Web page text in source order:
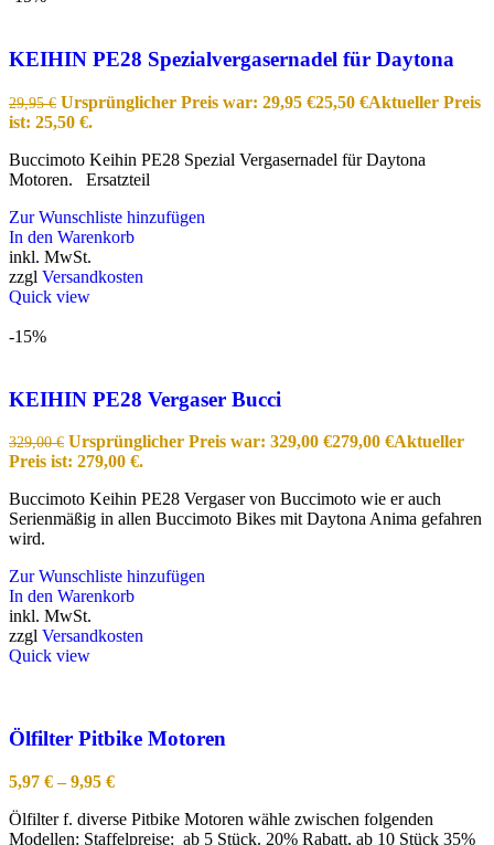
KEIHIN PE28 Spezialvergasernadel für Daytona
29,95€ Ursprünglicher Preis war: 29,95 €25,50 €Aktueller Preis
ist: 25,50 €.
Buccimoto Keihin PE28 Spezial Vergasernadel für Daytona
Motoren. Ersatzteil
Zur Wunschliste hinzufügen
In den Warenkorb
inkl. MwSt.
zzgl Versandkosten
Quick view
-15%
KEIHIN PE28 Vergaser Bucci
329,00€ Ursprünglicher Preis war: 329,00 €279,00 €Aktueller
Preis ist: 279,00 €.
Buccimoto Keihin PE28 Vergaser von Buccimoto wie er auch
Serienmäßig in allen Buccimoto Bikes mit Daytona Anima gefahren
wird.
Zur Wunschliste hinzufügen
In den Warenkorb
inkl. MwSt.
zzgl Versandkosten
Quick view
Ölfilter Pitbike Motoren
5,97 €–9,95 €
Ölfilter f. diverse Pitbike Motoren wähle zwischen folgenden
Modellen: Staffelpreise: ab 5 Stück. 20% Rabatt, ab 10 Stück 35%